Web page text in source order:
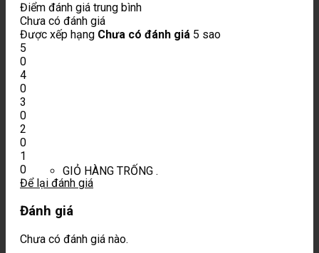
GIỎ HÀNG TRỐNG .
Điểm đánh giá trung bình
Chưa có đánh giá
Được xếp hạng Chưa có đánh giá 5 sao
5
0
4
0
3
0
2
0
1
0
Để lại đánh giá
Đánh giá
Chưa có đánh giá nào.